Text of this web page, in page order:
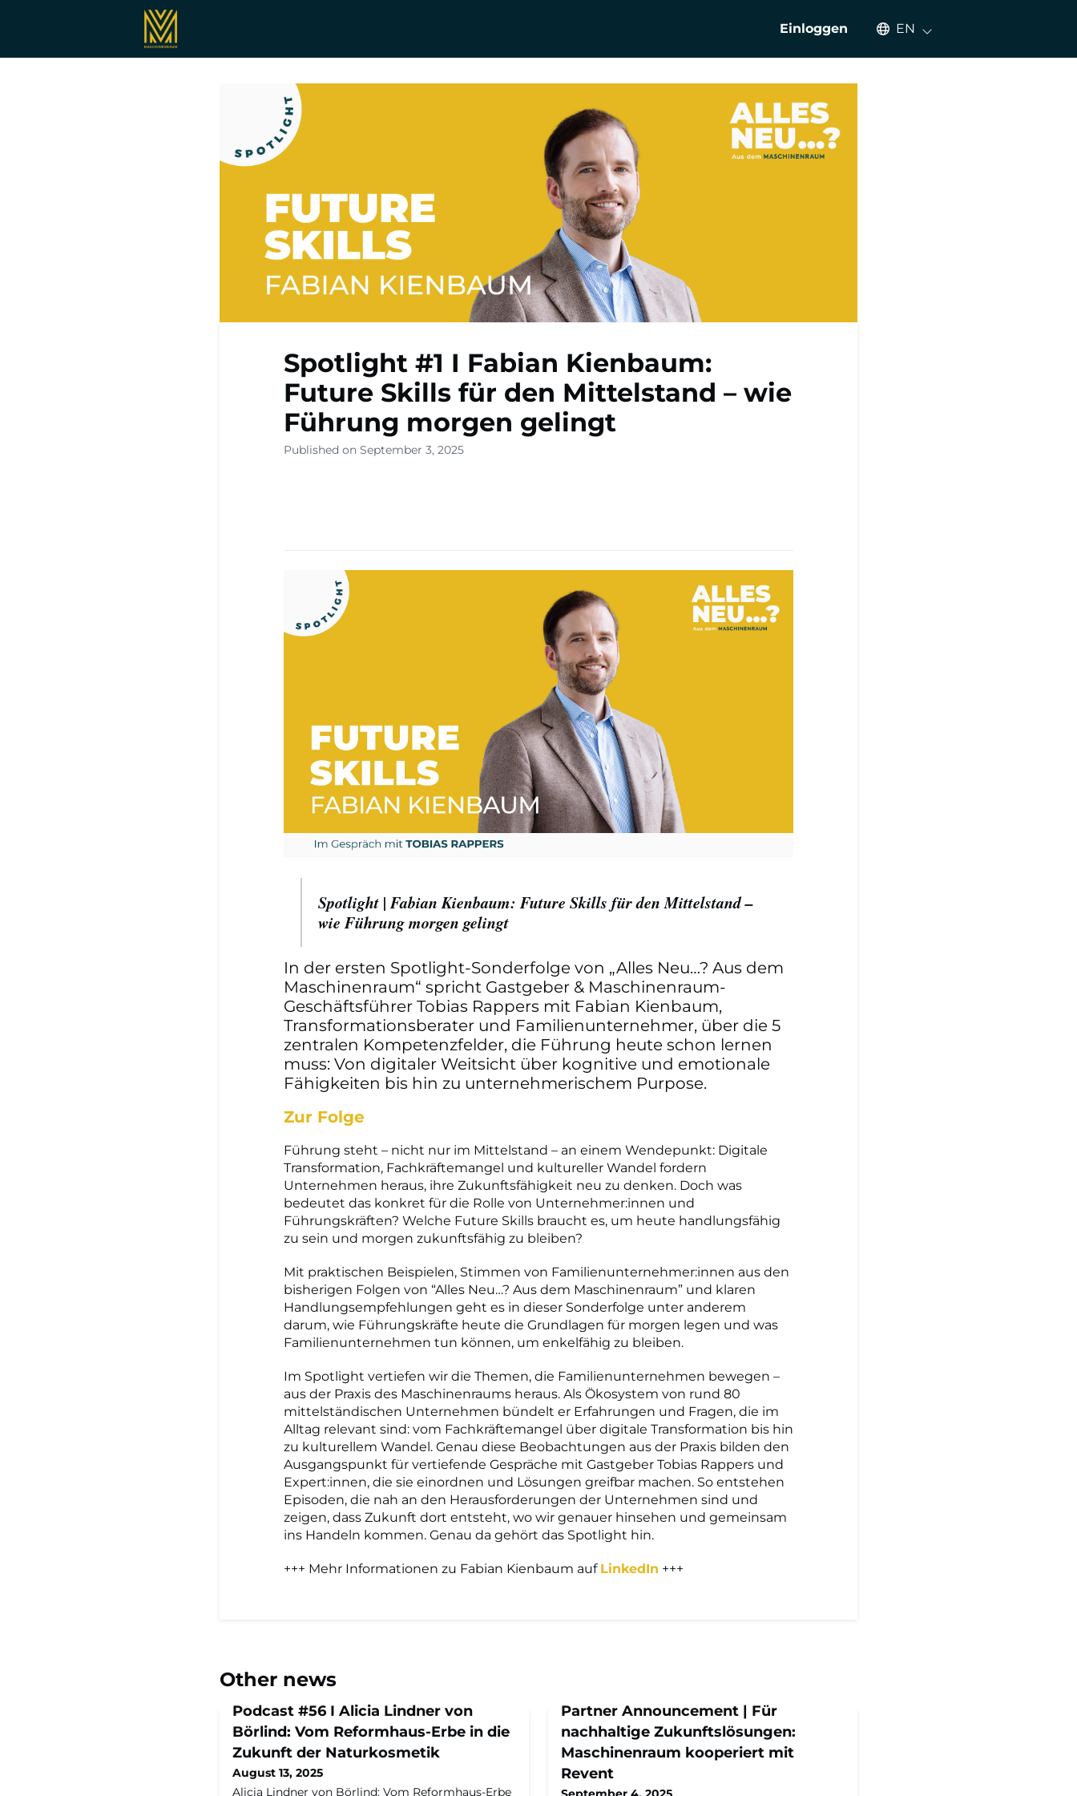
Einloggen Select an available language
EN
Spotlight #1 I Fabian Kienbaum:
Future Skills für den Mittelstand – wie
Führung morgen gelingt
Published on September 3, 2025
Spotlight | Fabian Kienbaum: Future Skills für den Mittelstand –
wie Führung morgen gelingt
In der ersten Spotlight-Sonderfolge von „Alles Neu…? Aus dem
Maschinenraum“ spricht Gastgeber & Maschinenraum-
Geschäftsführer Tobias Rappers mit Fabian Kienbaum,
Transformationsberater und Familienunternehmer, über die 5
zentralen Kompetenzfelder, die Führung heute schon lernen
muss: Von digitaler Weitsicht über kognitive und emotionale
Fähigkeiten bis hin zu unternehmerischem Purpose.
Zur Folge
Führung steht – nicht nur im Mittelstand – an einem Wendepunkt: Digitale
Transformation, Fachkräftemangel und kultureller Wandel fordern
Unternehmen heraus, ihre Zukunftsfähigkeit neu zu denken. Doch was
bedeutet das konkret für die Rolle von Unternehmer:innen und
Führungskräften? Welche Future Skills braucht es, um heute handlungsfähig
zu sein und morgen zukunftsfähig zu bleiben?
Mit praktischen Beispielen, Stimmen von Familienunternehmer:innen aus den
bisherigen Folgen von “Alles Neu…? Aus dem Maschinenraum” und klaren
Handlungsempfehlungen geht es in dieser Sonderfolge unter anderem
darum, wie Führungskräfte heute die Grundlagen für morgen legen und was
Familienunternehmen tun können, um enkelfähig zu bleiben.
Im Spotlight vertiefen wir die Themen, die Familienunternehmen bewegen –
aus der Praxis des Maschinenraums heraus. Als Ökosystem von rund 80
mittelständischen Unternehmen bündelt er Erfahrungen und Fragen, die im
Alltag relevant sind: vom Fachkräftemangel über digitale Transformation bis hin
zu kulturellem Wandel. Genau diese Beobachtungen aus der Praxis bilden den
Ausgangspunkt für vertiefende Gespräche mit Gastgeber Tobias Rappers und
Expert:innen, die sie einordnen und Lösungen greifbar machen. So entstehen
Episoden, die nah an den Herausforderungen der Unternehmen sind und
zeigen, dass Zukunft dort entsteht, wo wir genauer hinsehen und gemeinsam
ins Handeln kommen. Genau da gehört das Spotlight hin.
+++ Mehr Informationen zu Fabian Kienbaum auf LinkedIn +++
Other news
Podcast #56 I Alicia Lindner von
Börlind: Vom Reformhaus-Erbe in die
Zukunft der Naturkosmetik
August 13, 2025
Alicia Lindner von Börlind: Vom Reformhaus-Erbe
Partner Announcement | Für
nachhaltige Zukunftslösungen:
Maschinenraum kooperiert mit
Revent